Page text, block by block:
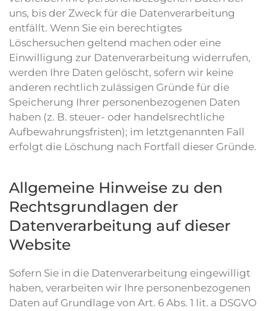
uns, bis der Zweck für die Datenverarbeitung
entfällt. Wenn Sie ein berechtigtes
Löschersuchen geltend machen oder eine
Einwilligung zur Datenverarbeitung widerrufen,
werden Ihre Daten gelöscht, sofern wir keine
anderen rechtlich zulässigen Gründe für die
Speicherung Ihrer personenbezogenen Daten
haben (z. B. steuer- oder handelsrechtliche
Aufbewahrungsfristen); im letztgenannten Fall
erfolgt die Löschung nach Fortfall dieser Gründe.
Allgemeine Hinweise zu den
Rechtsgrundlagen der
Datenverarbeitung auf dieser
Website
Sofern Sie in die Datenverarbeitung eingewilligt
haben, verarbeiten wir Ihre personenbezogenen
Daten auf Grundlage von Art. 6 Abs. 1 lit. a DSGVO